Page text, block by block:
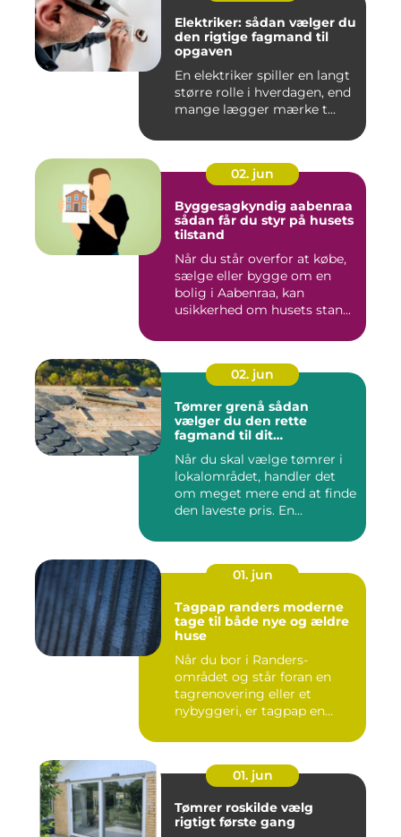
Elektriker: sådan vælger du
den rigtige fagmand til
opgaven
En elektriker spiller en langt
større rolle i hverdagen, end
mange lægger mærke t...
02. jun
Byggesagkyndig aabenraa
sådan får du styr på husets
tilstand
Når du står overfor at købe,
sælge eller bygge om en
bolig i Aabenraa, kan
usikkerhed om husets stan...
02. jun
Tømrer grenå sådan
vælger du den rette
fagmand til dit
Når du skal vælge tømrer i
lokalområdet, handler det
om meget mere end at finde
den laveste pris. En...
01. jun
Tagpap randers moderne
tage til både nye og ældre
huse
Når du bor i Randers-
området og står foran en
tagrenovering eller et
nybyggeri, er tagpap en
01. jun
Tømrer roskilde vælg
rigtigt første gang